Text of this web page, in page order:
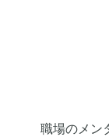
職場のメン